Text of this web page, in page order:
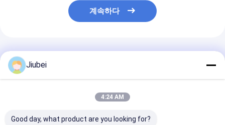
계속하다
추천된 제품
Jiubei
4:24 AM
Good day, what product are you looking for?